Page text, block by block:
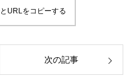
URLをコピーする
次の記事